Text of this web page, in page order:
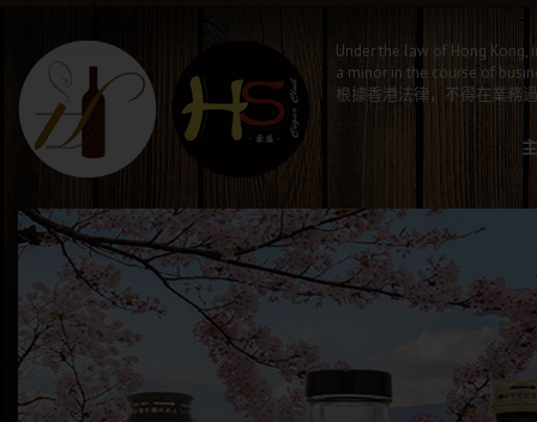
Under the law of Hong
a minor in the course of
根據香港法律，不得在業務